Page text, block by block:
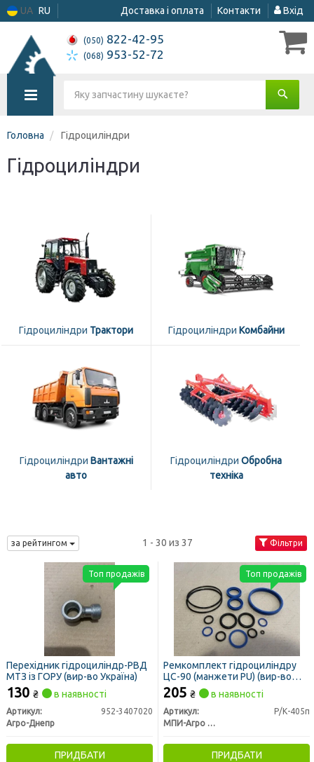
UA RU Доставка і оплата Контакти Вхід
(050) 822-42-95
(068) 953-52-72
Головна Гідроциліндри
Гідроциліндри
Гідроциліндри Трактори Гідроциліндри Комбайни
Гідроциліндри Вантажні
авто
Гідроциліндри Обробна
техніка
за рейтингом 1 - 30 из 37 Фільтри
Перехідник гідроциліндр-РВД
МТЗ із ГОРУ (вир-во Україна)
130 ₴ в наявності
Артикул:
952-3407020
Агро-Днепр
ПРИДБАТИ
Топ продажів
Ремкомплект гідроциліндру
ЦС-90 (манжети PU) (вир-во
МПИ-Агро, м. Мелітополь)
205 ₴ в наявності
Артикул:
Р/К-405п
МПИ-Агро ООО TM RINGROUP
ПРИДБАТИ
Топ продажів